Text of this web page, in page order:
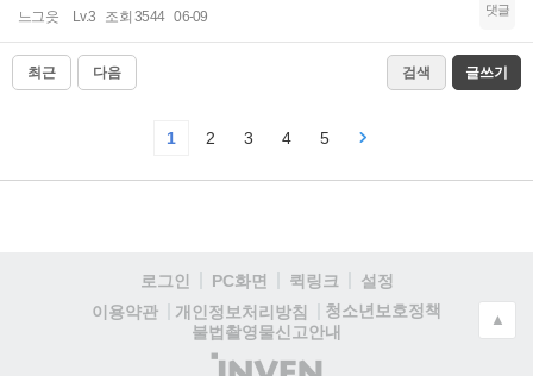
느그읏 Lv.3 조회 3544 06-09 댓글
최근 다음 검색 글쓰기
1 2 3 4 5
로그인 PC화면 퀵링크
설정
이용약관
개인정보처리방침
청소년보호정책
불법촬영물신고안내
(주)
▲